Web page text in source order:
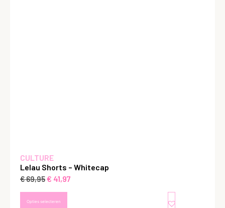
CULTURE
Lelau Shorts – Whitecap
€69,95€ 41,97
Opties selecteren